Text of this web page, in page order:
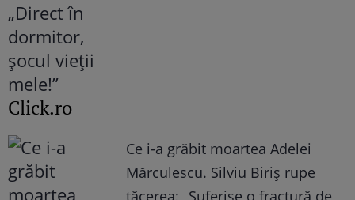
Click.ro
Ce i-a grăbit moartea Adelei
Mărculescu. Silviu Biriș rupe
tăcerea: „Suferise o fractură de